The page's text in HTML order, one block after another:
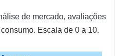
de mercado, avaliações
Escala de 0 a 10.